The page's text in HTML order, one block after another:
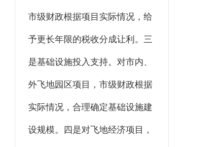
市级财政根据项目实际情况，给
予更长年限的税收分成让利。三
是基础设施投入支持。对市内、
外飞地园区项目，市级财政根据
实际情况， 合理确定基础设施建
设规模。四是对飞地经济项目，